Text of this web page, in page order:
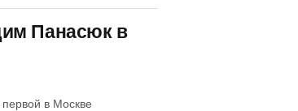
Панасюк в
в Москве